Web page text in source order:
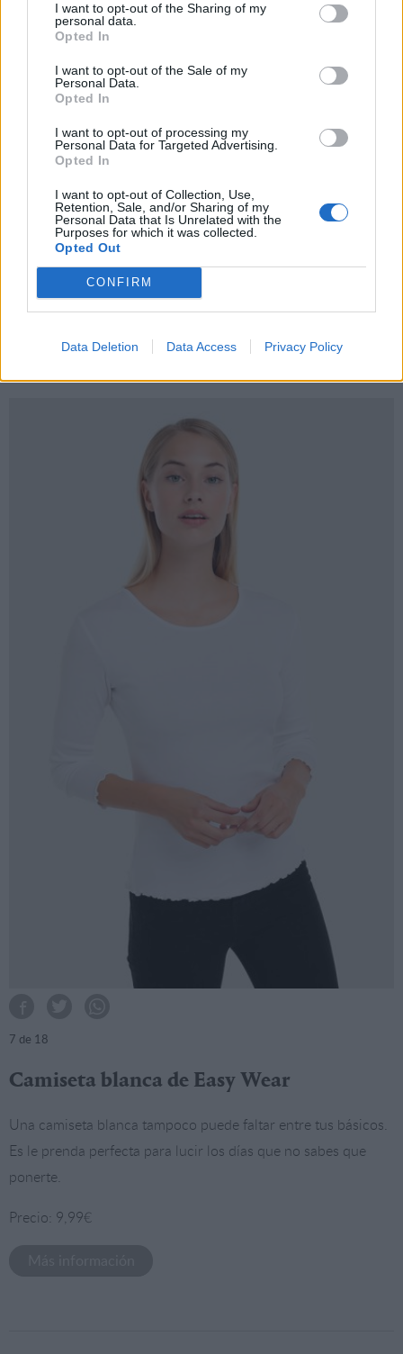
I want to opt-out of the Sharing of my
personal data.
Opted In
I want to opt-out of the Sale of my
Personal Data.
Opted In
I want to opt-out of processing my
Personal Data for Targeted Advertising.
Opted In
I want to opt-out of Collection, Use,
Retention, Sale, and/or Sharing of my
Personal Data that Is Unrelated with the
Purposes for which it was collected.
Opted Out
CONFIRM
Data Deletion Data Access Privacy Policy
Pantalón vaquero de Woman
Los pantalones vaqueros son el básico de los básicos.
Estos serán perfectos para otoño invierno.
Precio: 39,99 €
Más información
7 de 18
Camiseta blanca de Easy Wear
Una camiseta blanca tampoco puede faltar entre tus básicos.
Es le prenda perfecta para lucir los días que no sabes que
ponerte.
Precio: 9,99€